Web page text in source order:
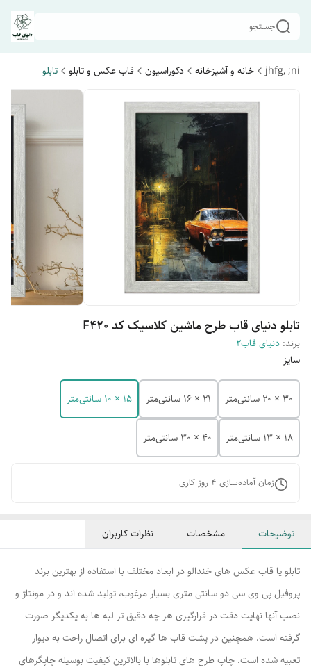
جستجو
jhfg, ;ni خانه و آشپزخانه دکوراسیون قاب عکس و تابلو تابلو
تابلو دنیای قاب طرح ماشین کلاسیک کد F420
برند: دنیای قاب2
سایز
30 × 20 سانتی‌متر 21 × 16 سانتی‌متر 15 × 10 سانتی‌متر
18 × 13 سانتی‌متر 40 × 30 سانتی‌متر
زمان آماده‌سازی 4 روز کاری
توضیحات مشخصات نظرات کاربران
تابلو یا قاب عکس های خندالو در ابعاد مختلف با استفاده از بهترین برند
پروفیل پی وی سی دو سانتی متری بسیار مرغوب، تولید شده اند و در مونتاژ و
نصب آنها نهایت دقت در قرارگیری هر چه دقیق تر لبه ها به یکدیگر صورت
گرفته است. همچنین در پشت قاب ها گیره ای برای اتصال راحت به دیوار
تعبیه شده است. چاپ طرح های تابلوها با بالاترین کیفیت بوسیله چاپگرهای